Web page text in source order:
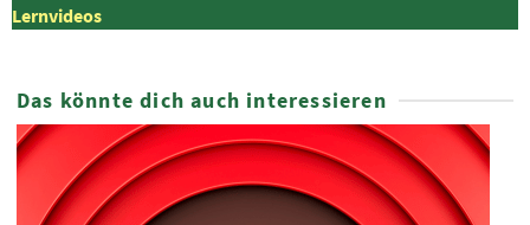
Lernvideos
Das könnte dich auch interessieren